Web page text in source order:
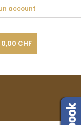
account
0,00 CHF